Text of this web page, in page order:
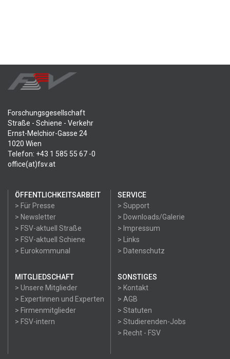
Forschungsgesellschaft
Straße - Schiene - Verkehr
Ernst-Melchior-Gasse 24
1020 Wien
Telefon: +43 1 585 55 67 -0
office(at)fsv.at
ÖFFENTLICHKEITSARBEIT
> Für Presse
> Newsletter
> FSV-aktuell Straße
> FSV-aktuell Schiene
> Eurokommunal
SERVICE
> Support
> Downloads/Galerie
> Impressum
> Links
> Datenschutz
MITGLIEDSCHAFT
> Unsere Mitglieder
> Expertinnen und Experten
> Firmenmitglieder
> FSV-intern
SONSTIGES
> Kontakt
> AGB
> Statuten
> Studierenden-Jobs
> Recht - FSV